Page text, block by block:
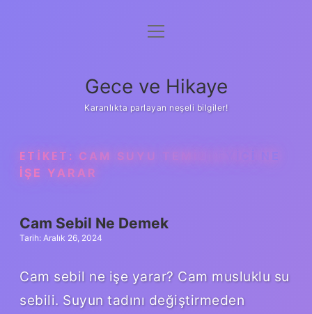
Anasayfa
Yasal Uyarı
menüyü
Gece ve Hikaye
Karanlıkta parlayan neşeli bilgiler!
ETIKET: CAM SUYU TEMIZLEYICI NE
IŞE YARAR
Cam Sebil Ne Demek
Tarih: Aralık 26, 2024
Cam sebil ne işe yarar? Cam musluklu su
sebili. Suyun tadını değiştirmeden